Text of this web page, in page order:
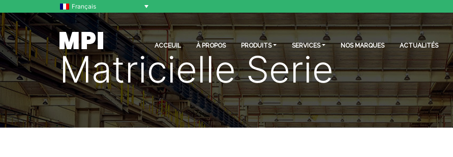
Français
ACCEUIL À PROPOS PRODUITS SERVICES NOS MARQUES ACTUALITÉS
Matricielle Serie